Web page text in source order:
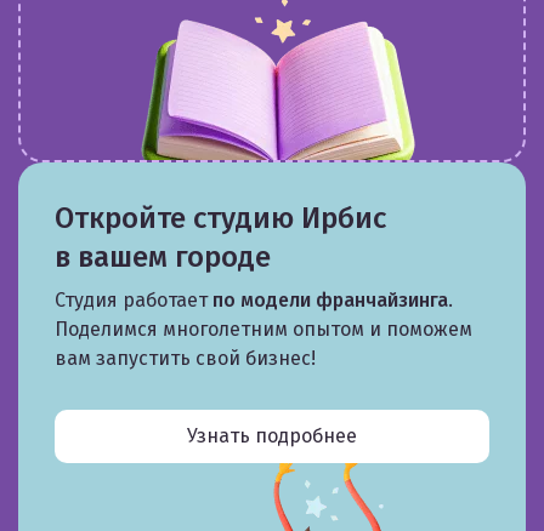
Откройте студию Ирбис
в вашем городе
Студия работает по модели франчайзинга.
Поделимся многолетним опытом и поможем
вам запустить свой бизнес!
Узнать подробнее